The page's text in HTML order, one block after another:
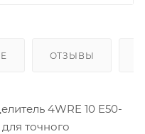
ОТЗЫВЫ
4WRE 10 E50-
точного